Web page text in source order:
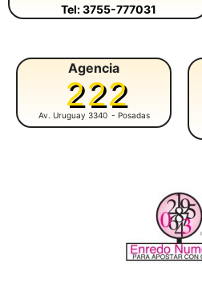
Tel: 3755-777031
Agencia
222
Av. Uruguay 3340 - Posadas